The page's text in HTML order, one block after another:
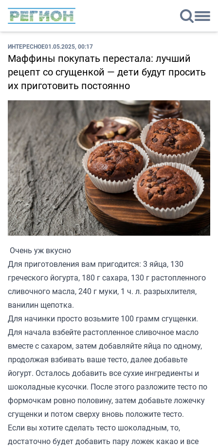
ИНТЕРЕСНОЕ01.05.2025, 00:17
Маффины покупать перестала: лучший
рецепт со сгущенкой — дети будут просить
их приготовить постоянно
Очень уж вкусно
Для приготовления вам пригодится: 3 яйца, 130
греческого йогурта, 180 г сахара, 130 г растопленного
сливочного масла, 240 г муки, 1 ч. л. разрыхлителя,
ванилин щепотка.
Для начинки просто возьмите 100 грамм сгущенки.
Для начала взбейте растопленное сливочное масло
вместе с сахаром, затем добавляйте яйца по одному,
продолжая взбивать ваше тесто, далее добавьте
йогурт. Осталось добавить все сухие ингредиенты и
шоколадные кусочки. После этого разложите тесто по
формочкам ровно половину, затем добавьте ложечку
сгущенки и потом сверху вновь положите тесто.
Если вы хотите сделать тесто шоколадным, то,
достаточно будет добавить пару ложек какао и все